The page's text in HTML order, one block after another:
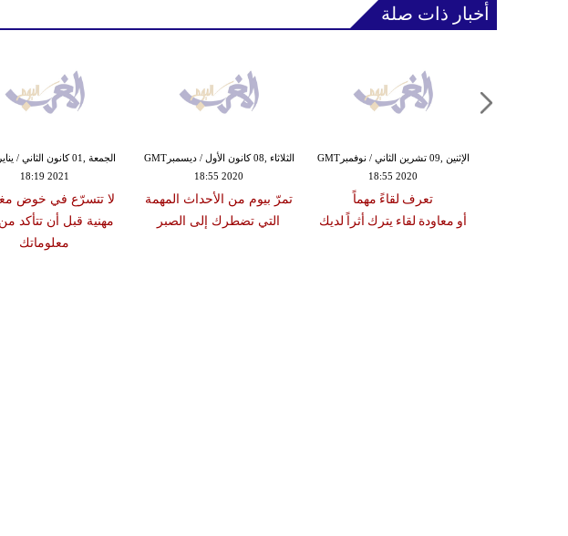
أخبار ذات صلة
18:19 2021
لا تتسرّع في خوض
مهنية قبل أن تتأكد
معلوماتك
الثلاثاء ,08 كانون الأول / ديسمبرGMT
18:55 2020
تمرّ بيوم من الأحداث المهمة
التي تضطرك إلى الصبر
الإثنين ,09 تشرين الثاني / نوفمبرGMT
18:55 2020
تعرف لقاءً مهماً
أو معاودة لقاء يترك أثراً لديك